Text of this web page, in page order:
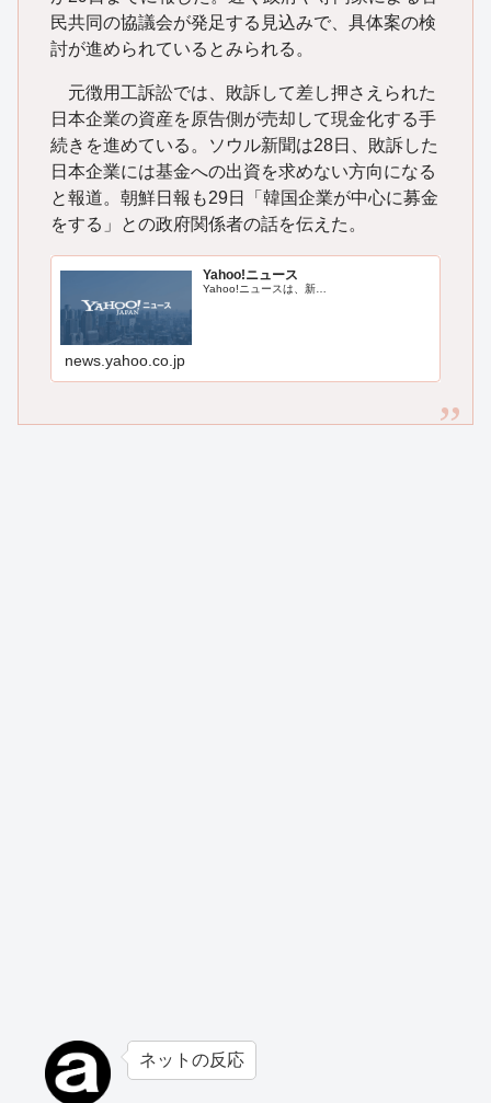
民共同の協議会が発足する見込みで、具体案の検
討が進められているとみられる。
元徴用工訴訟では、敗訴して差し押さえられた
日本企業の資産を原告側が売却して現金化する手
続きを進めている。ソウル新聞は28日、敗訴した
日本企業には基金への出資を求めない方向になる
と報道。朝鮮日報も29日「韓国企業が中心に募金
をする」との政府関係者の話を伝えた。
Yahoo!ニュース
Yahoo!ニュースは、新…
news.yahoo.co.jp
ネットの反応